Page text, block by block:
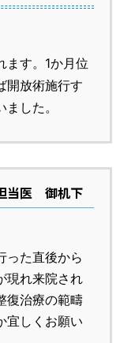
ます。1か月位
開放術施行す
した。
当医 御机下
った直後から
現れ来院され
復治療の範疇
宜しくお願い